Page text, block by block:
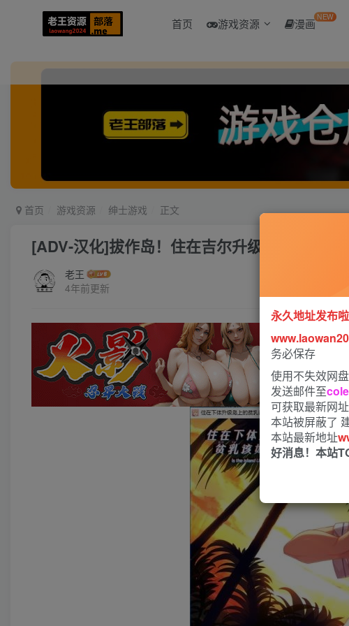
首页 游戏资源 漫画NEW
首页 游戏资源 绅士游戏 正文
[ADV-汉化]拔作岛！住在吉尔升级岛上贫乳该
老王
4年前更新
永久地址发布啦
务必保存
使用不失效网
发送邮件至
可获取最新网址
本站被屏蔽了
本站最新地址
好消息！本站